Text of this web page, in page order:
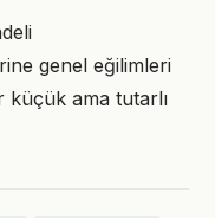
genel eğilimleri
küçük ama tutarlı